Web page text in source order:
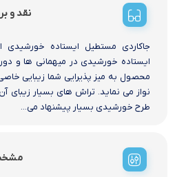
نقد و
جاکاردی مستطیل ایستاده خورشیدی
ایستاده خورشیدی در میهمانی ها و
محصول به میز پذیرایی شما زیبایی
نواز می نماید. تراش های بسیار زیبای
طرح خورشیدی بسیار پیشنهاد می...